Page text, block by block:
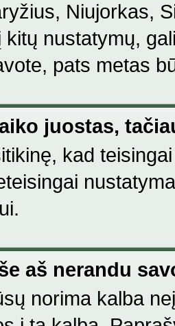
Niujorkas,
kitų nustatymų,
pats metas
juostas,
kad
aš nerandu
norima kalba